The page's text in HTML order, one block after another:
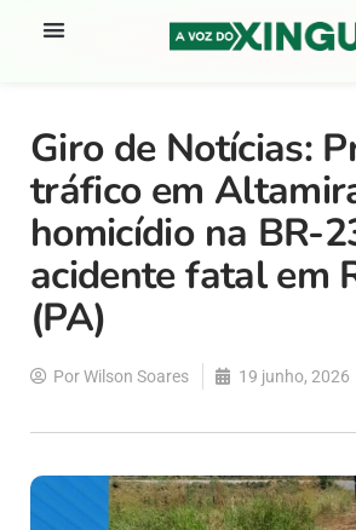
Giro de Notícias:
tráfico em
homicídio na BR-
acidente fatal em
(PA)
PorWilson Soares 19 junho, 2026